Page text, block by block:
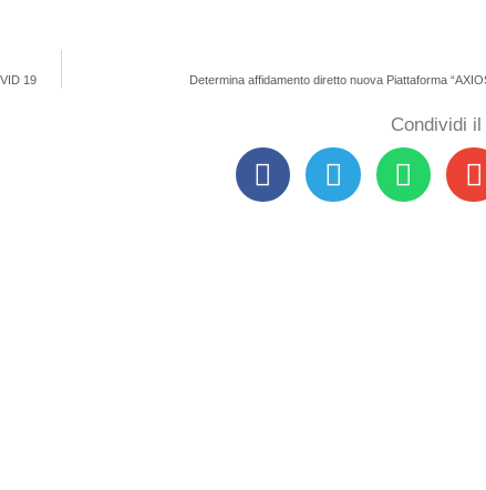
19 Determina affidamento diretto nuova Piattaforma
Condividi